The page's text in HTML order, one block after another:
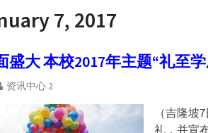
7, 2017
盛大 本校2017年主题“礼至
资讯中心 2
（吉隆坡
礼，并宣